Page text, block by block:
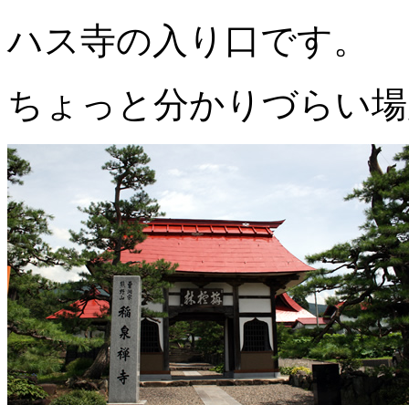
ハス寺の入り口です。
ちょっと分かりづらい